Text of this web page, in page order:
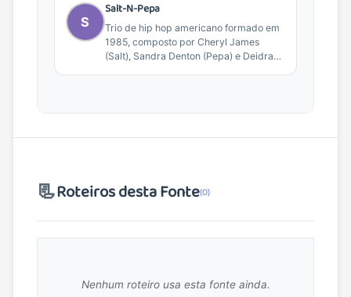
S
Salt-N-Pepa
Trio de hip hop americano formado em
1985, composto por Cheryl James
(Salt), Sandra Denton (Pepa) e Deidra
📃Roteiros desta Fonte(0)
Nenhum roteiro usa esta fonte ainda.